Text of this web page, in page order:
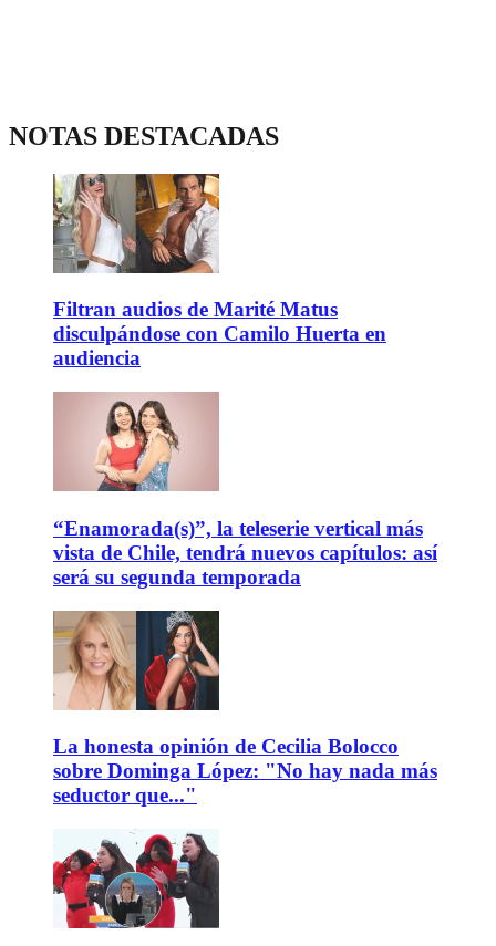
NOTAS DESTACADAS
Filtran audios de Marité Matus
disculpándose con Camilo Huerta en
audiencia
“Enamorada(s)”, la teleserie vertical más
vista de Chile, tendrá nuevos capítulos: así
será su segunda temporada
La honesta opinión de Cecilia Bolocco
sobre Dominga López: "No hay nada más
seductor que..."